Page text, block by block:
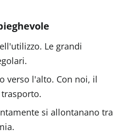
Le grandi
verso l'alto. Con noi, il
si allontanano tra